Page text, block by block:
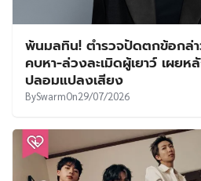
พ้นมลทิน! ตำรวจปัดตกข้อกล่า
คบหา-ล่วงละเมิดผู้เยาว์ เผย
ปลอมแปลงเสียง
BySwarmOn29/07/2026